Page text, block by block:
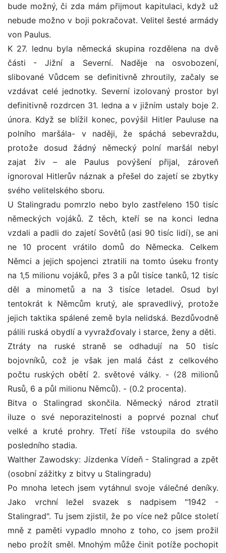
bude možný, či zda mám přijmout kapitulaci, když už
nebude možno v boji pokračovat. Velitel šesté armády
von Paulus.
K 27. lednu byla německá skupina rozdělena na dvě
části - Jižní a Severní. Naděje na osvobození,
slibované Vůdcem se definitivně zhroutily, začaly se
vzdávat celé jednotky. Severní izolovaný prostor byl
definitivně rozdrcen 31. ledna a v jižním ustaly boje 2.
února. Když se blížil konec, povýšil Hitler Pauluse na
polního maršála- v naději, že spáchá sebevraždu,
protože dosud žádný německý polní maršál nebyl
zajat živ – ale Paulus povýšení přijal, zároveň
ignoroval Hitlerův náznak a přešel do zajetí se zbytky
svého velitelského sboru.
U Stalingradu pomrzlo nebo bylo zastřeleno 150 tisíc
německých vojáků. Z těch, kteří se na konci ledna
vzdali a padli do zajetí Sovětů (asi 90 tisíc lidí), se ani
ne 10 procent vrátilo domů do Německa. Celkem
Němci a jejich spojenci ztratili na tomto úseku fronty
na 1,5 milionu vojáků, přes 3 a půl tisíce tanků, 12 tisíc
děl a minometů a na 3 tisíce letadel. Osud byl
tentokrát k Němcům krutý, ale spravedlivý, protože
jejich taktika spálené země byla nelidská. Bezdůvodně
pálili ruská obydlí a vyvražďovaly i starce, ženy a děti.
Ztráty na ruské straně se odhadují na 50 tisíc
bojovníků, což je však jen malá část z celkového
počtu ruských obětí 2. světové války. - (28 milionů
Rusů, 6 a půl milionu Němců). - (0.2 procenta).
Bitva o Stalingrad skončila. Německý národ ztratil
iluze o své neporazitelnosti a poprvé poznal chuť
velké a kruté prohry. Třetí říše vstoupila do svého
posledního stadia.
Walther Zawodsky: Jízdenka Vídeň - Stalingrad a zpět
(osobní zážitky z bitvy u Stalingradu)
Po mnoha letech jsem vytáhnul svoje válečné deníky.
Jako vrchní ležel svazek s nadpisem "1942 -
Stalingrad". Tu jsem zjistil, že po více než půlce století
mně z paměti vypadlo mnoho z toho, co jsem prožil
nebo prožít směl. Mnohým může činit potíže pochopit